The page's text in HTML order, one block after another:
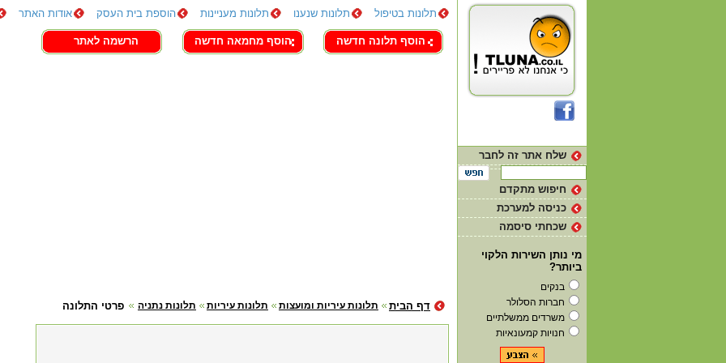
תלונות בטיפול תלונות שנענו תלונות מעניינות הוספת בית העסק אודות האתר
צור קשר
הוסף תלונה חדשה הוסף מחמאה חדשה הרשמה לאתר
פרטי התלונה תלונות נתניה תלונות עיריות תלונות עיריות ומועצות דף הבית
שלח אתר זה לחבר
חיפוש מתקדם
כניסה למערכת
שכחתי סיסמה
מי נותן השירות הלקוי
ביותר?
בנקים
חברות הסלולר
משרדים ממשלתיים
חנויות קמעונאיות